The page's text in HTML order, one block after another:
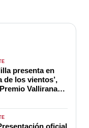
presenta en
de los vientos’,
Vallirana
oficial